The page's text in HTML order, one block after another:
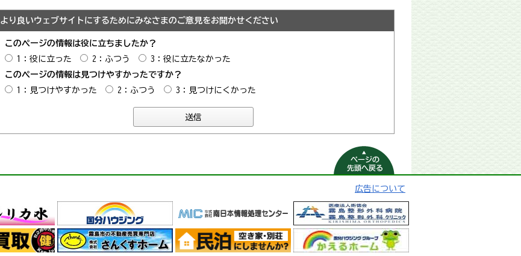
より良いウェブサイトにするためにみなさまのご意見をお聞かせください
このページの情報は役に立ちましたか？
1：役に立った
2：ふつう
3：役に立たなかった
このページの情報は見つけやすかったですか？
1：見つけやすかった
2：ふつう 3：見つけにくかった
ページの先頭へ
戻る
広告について